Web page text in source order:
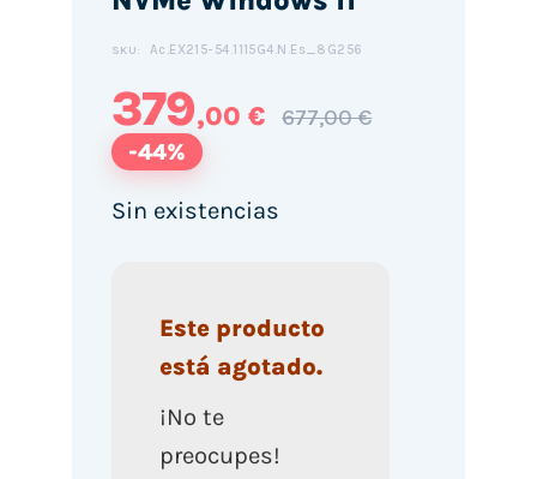
SKU: Ac.EX215-54.1115G4.N.Es_8G256
379,00 € 677,00 €
-44%
Sin existencias
Este producto
está agotado.
¡No te
preocupes!